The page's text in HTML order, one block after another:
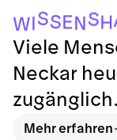
WISSENSH
Viele
Neckar
zugänglich.
Mehr erfahren